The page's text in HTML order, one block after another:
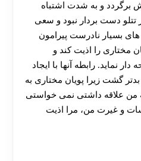
برگردد و به شدت اشتباه
تتلو دست بردار نبود و سعی
بسیار نادرست پیرامون
مختاری را اذیت کند و
نماید. رابطه آنها با ایجاد
گشت زیرا پویان مختاری به
من علاقه داشتی نمی خواستی
و غیرت من، مرا اذیت